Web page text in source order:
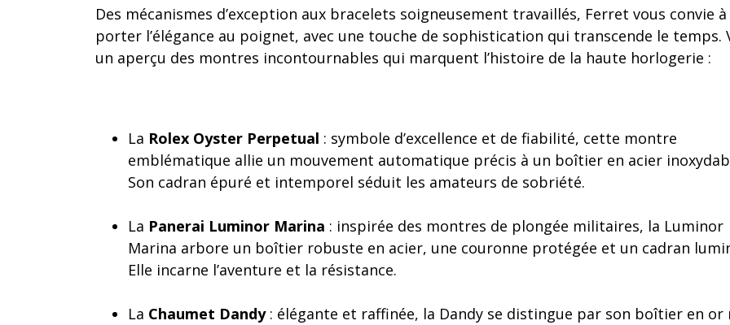
Des mécanismes d’exception aux bracelets soigneusement travaillés, Ferret vous convie à
porter l’élégance au poignet, avec une touche de sophistication qui transcende le temps.
un aperçu des montres incontournables qui marquent l’histoire de la haute horlogerie :
La Rolex Oyster Perpetual : symbole d’excellence et de fiabilité, cette montre
emblématique allie un mouvement automatique précis à un boîtier en acier
Son cadran épuré et intemporel séduit les amateurs de sobriété.
La Panerai Luminor Marina : inspirée des montres de plongée militaires, la Luminor
Marina arbore un boîtier robuste en acier, une couronne protégée et un cadran
Elle incarne l’aventure et la résistance.
La Chaumet Dandy: élégante et raffinée, la Dandy se distingue par son boîtier en or